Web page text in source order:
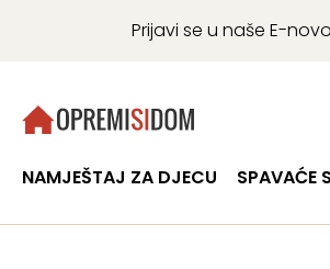
Prijavi se u naše E-
NAMJEŠTAJ ZA DJECU SPAVAĆE